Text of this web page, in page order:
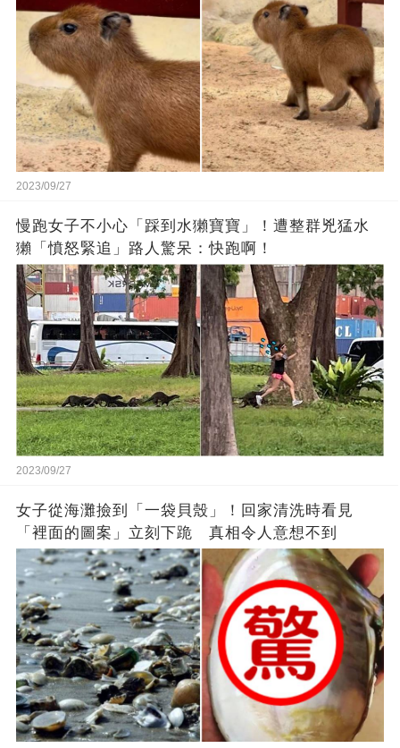
2023/09/27
慢跑女子不小心「踩到水獺寶寶」！遭整群兇猛水
獺「憤怒緊追」路人驚呆：快跑啊！
2023/09/27
女子從海灘撿到「一袋貝殼」！回家清洗時看見
「裡面的圖案」立刻下跪 真相令人意想不到